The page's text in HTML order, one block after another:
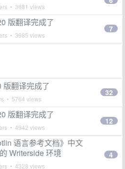
• 3681 views
版翻译完成了
• 3985 views
7
版翻译完成了
• 5764 views
32
版翻译完成了
• 4942 views
12
语言参考文档》中文
Writerside 环境
• 4328 views
4